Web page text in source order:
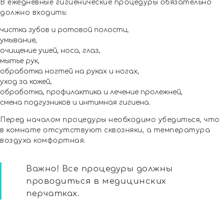
В ежедневные гигиенические процедуры обязательно
должно входить:
чистка зубов и ротовой полости,
умывание,
очищение ушей, носа, глаз,
мытье рук,
обработка ногтей на руках и ногах,
уход за кожей,
обработка, профилактика и лечение пролежней,
смена подгузников и интимная гигиена.
Перед началом процедуры необходимо убедиться, что
в комнате отсутствуют сквозняки, а температура
воздуха комфортная.
Важно! Все процедуры должны
проводиться в медицинских
перчатках.